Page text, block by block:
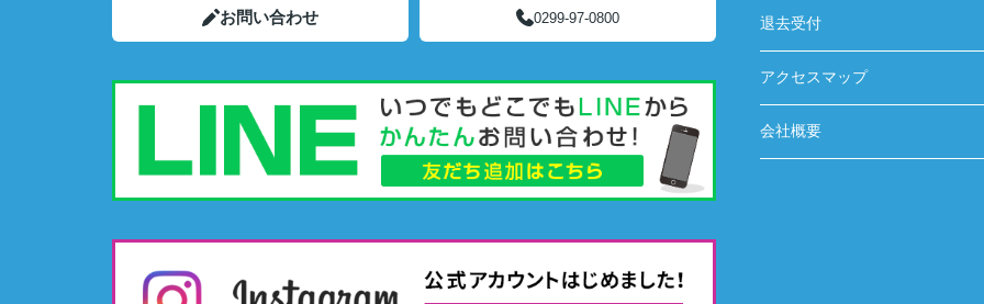
お問い合わせ 0299-97-0800 退去受付
アクセスマップ
会社概要